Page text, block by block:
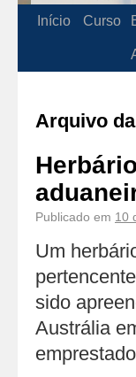
Início Curso
Arquivo
Publicado em 10
Um
sido
Austrália